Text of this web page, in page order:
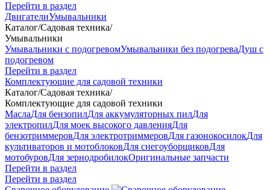
Перейти в раздел
ДвигателиУмывальники
Каталог/Садовая техника/
Умывальники
Умывальники с подогревомУмывальники без подогреваДуш с
подогревом
Перейти в раздел
Комплектующие для садовой техники
Каталог/Садовая техника/
Комплектующие для садовой техники
МаслаДля бензопилДля аккумуляторных пилДля
электропилДля моек высокого давленияДля
бензотриммеровДля электротриммеровДля газонокосилокДля
культиваторов и мотоблоковДля снегоуборщиковДля
мотобуровДля зернодробилокОригинальные запчасти
Перейти в раздел
Перейти в раздел